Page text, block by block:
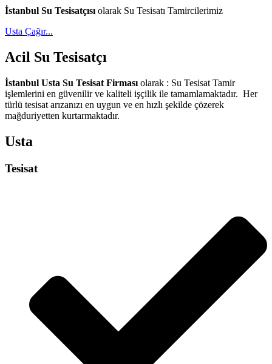
İstanbul Su Tesisatçısı olarak Su Tesisatı Tamircilerimiz
Usta Çağır...
Acil Su Tesisatçı
İstanbul Usta Su Tesisat Firması olarak : Su Tesisat Tamir
işlemlerini en güvenilir ve kaliteli işçilik ile tamamlamaktadır. Her
türlü tesisat arızanızı en uygun ve en hızlı şekilde çözerek
mağduriyetten kurtarmaktadır.
Usta
Tesisat